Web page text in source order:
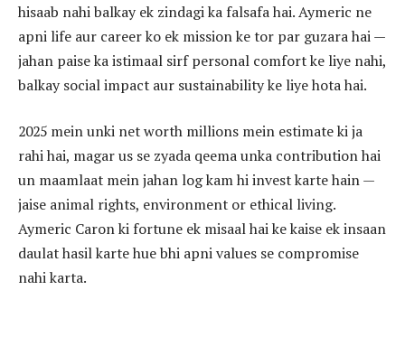
hisaab nahi balkay ek zindagi ka falsafa hai. Aymeric ne
apni life aur career ko ek mission ke tor par guzara hai —
jahan paise ka istimaal sirf personal comfort ke liye nahi,
balkay social impact aur sustainability ke liye hota hai.
2025 mein unki net worth millions mein estimate ki ja
rahi hai, magar us se zyada qeema unka contribution hai
un maamlaat mein jahan log kam hi invest karte hain —
jaise animal rights, environment or ethical living.
Aymeric Caron ki fortune ek misaal hai ke kaise ek insaan
daulat hasil karte hue bhi apni values se compromise
nahi karta.